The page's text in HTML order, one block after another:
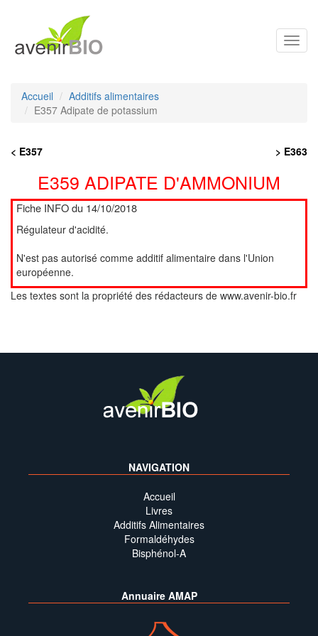
Accueil
Additifs alimentaires
E357 Adipate de potassium
< E357 > E363
E359 ADIPATE D'AMMONIUM
Fiche INFO du 14/10/2018
Régulateur d'acidité.
N'est pas autorisé comme additif alimentaire dans l'Union
européenne.
Les textes sont la propriété des rédacteurs de www.avenir-bio.fr
NAVIGATION
Accueil
Livres
Additifs Alimentaires
Formaldéhydes
Bisphénol-A
Annuaire AMAP